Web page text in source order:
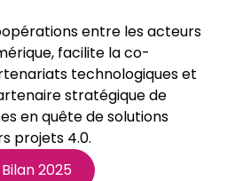
entre les acteurs
facilite la co-
technologiques et
stratégique de
en quête de solutions
projets 4.0.
Bilan 2025